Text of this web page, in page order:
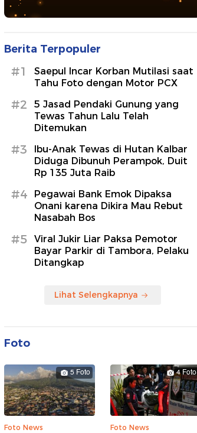
Berita Terpopuler
#1
Saepul Incar Korban Mutilasi saat
Tahu Foto dengan Motor PCX
#2
5 Jasad Pendaki Gunung yang
Tewas Tahun Lalu Telah
Ditemukan
#3
Ibu-Anak Tewas di Hutan Kalbar
Diduga Dibunuh Perampok, Duit
Rp 135 Juta Raib
#4
Pegawai Bank Emok Dipaksa
Onani karena Dikira Mau Rebut
Nasabah Bos
#5
Viral Jukir Liar Paksa Pemotor
Bayar Parkir di Tambora, Pelaku
Ditangkap
Lihat Selengkapnya
Foto
5 Foto
Foto News
4 Foto
Foto News